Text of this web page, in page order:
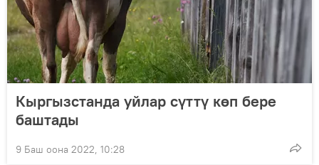
Кыргызстанда уйлар сүттү көп бере
баштады
9 Баш оона 2022, 10:28